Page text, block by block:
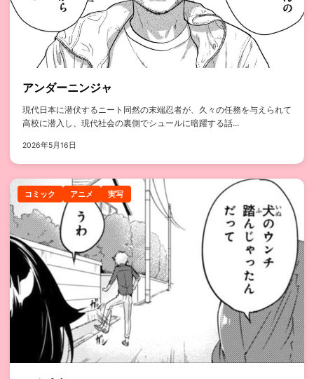
アンダーニンジャ
現代日本に潜伏するニート同然の末端忍者が、久々の任務を与えられて
高校に潜入し、現代社会の裏側でシュールに暗躍する話...
2026年5月16日
コミック アニメ 実写